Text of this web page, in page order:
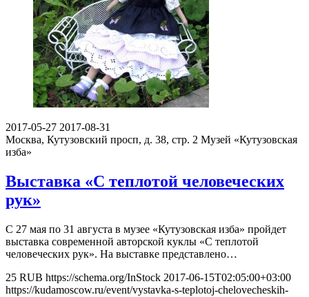
2017-05-27 2017-08-31
Москва, Кутузовский просп, д. 38, стр. 2 Музей «Кутузовская
изба»
Выставка «С теплотой человеческих
рук»
С 27 мая по 31 августа в музее «Кутузовская изба» пройдет
выставка современной авторской куклы «С теплотой
человеческих рук». На выставке представлено…
25 RUB https://schema.org/InStock 2017-06-15T02:05:00+03:00
https://kudamoscow.ru/event/vystavka-s-teplotoj-chelovecheskih-